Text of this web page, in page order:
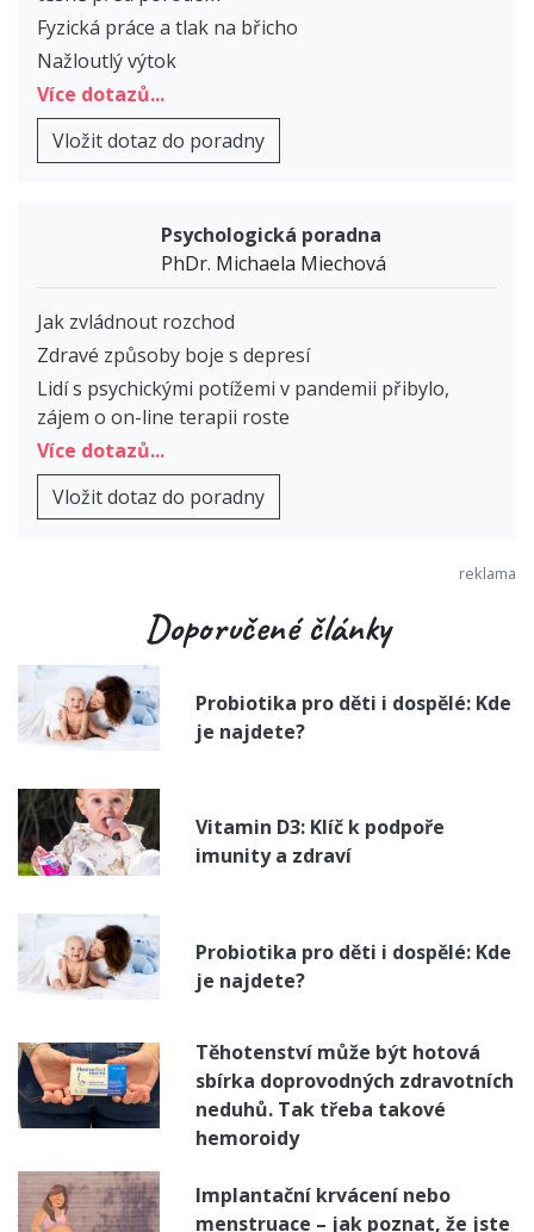
Fyzická práce a tlak na břicho
Nažloutlý výtok
Více dotazů...
Vložit dotaz do poradny
Psychologická poradna
PhDr. Michaela Miechová
Jak zvládnout rozchod
Zdravé způsoby boje s depresí
Lidí s psychickými potížemi v pandemii přibylo,
zájem o on-line terapii roste
Více dotazů...
Vložit dotaz do poradny
Doporučené články
Probiotika pro děti i dospělé: Kde
je najdete?
Vitamin D3: Klíč k podpoře
imunity a zdraví
Probiotika pro děti i dospělé: Kde
je najdete?
Těhotenství může být hotová
sbírka doprovodných zdravotních
neduhů. Tak třeba takové
hemoroidy
Implantační krvácení nebo
menstruace – jak poznat, že jste